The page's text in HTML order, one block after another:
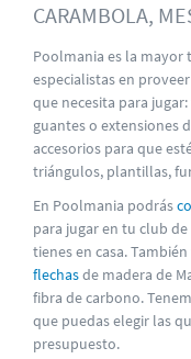
CARAMBOLA,
Poolmania es la mayor
especialistas en
que necesita para
guantes o extensiones
accesorios para que
triángulos, plantillas,
En Poolmania podrás
para jugar en tu club
tienes en casa.
flechasde madera de
fibra de carbono.
que puedas elegir las
presupuesto.